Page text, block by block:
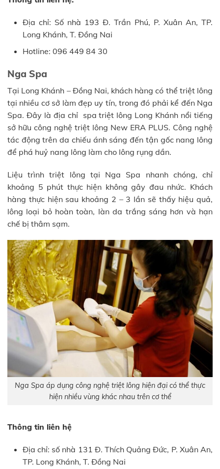
Địa chỉ: Số nhà 193 Đ. Trần Phú, P. Xuân An, TP.
Long Khánh, T. Đồng Nai
Hotline: 096 449 84 30
Nga Spa
Tại Long Khánh – Đồng Nai, khách hàng có thể triệt lông
tại nhiều cơ sở làm đẹp uy tín, trong đó phải kể đến Nga
Spa. Đây là địa chỉ spa triệt lông Long Khánh nổi tiếng
sở hữu công nghệ triệt lông New ERA PLUS. Công nghệ
tác động trên da chiếu ánh sáng đến tận gốc nang lông
để phá huỷ nang lông làm cho lông rụng dần.
Liệu trình triệt lông tại Nga Spa nhanh chóng, chỉ
khoảng 5 phút thực hiện không gây đau nhức. Khách
hàng thực hiện sau khoảng 2 – 3 lần sẽ thấy hiệu quả,
lông loại bỏ hoàn toàn, làn da trắng sáng hơn và hạn
chế bị thâm sạm.
Nga Spa áp dụng công nghệ triệt lông hiện đại có thể thực
hiện nhiều vùng khác nhau trên cơ thể
Thông tin liên hệ
Địa chỉ: số nhà 131 Đ. Thích Quảng Đức, P. Xuân An,
TP. Long Khánh, T. Đồng Nai